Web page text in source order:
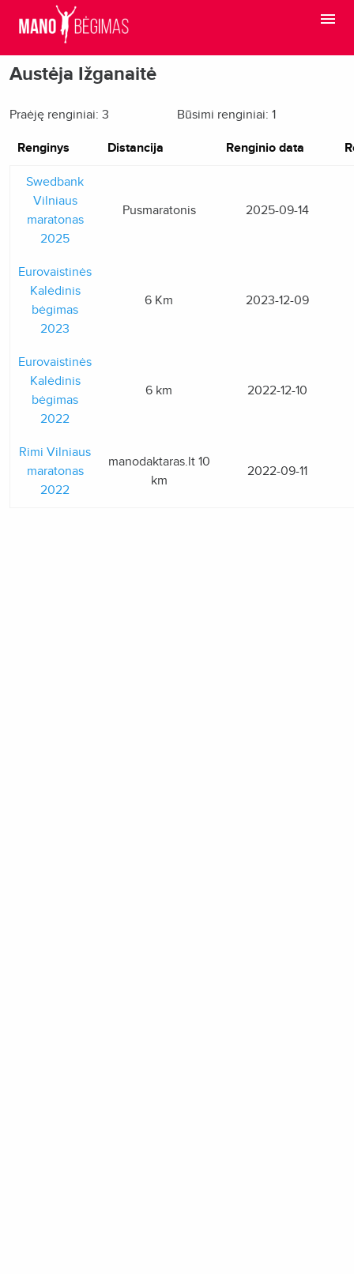
Austėja Ižganaitė
Praėję renginiai: 3 Būsimi renginiai: 1
Renginys Distancija Renginio data
Swedbank
Vilniaus
maratonas
2025
Pusmaratonis 2025-09-14
Eurovaistinės
Kalėdinis
bėgimas
2023
6 Km 2023-12-09
Eurovaistinės
Kalėdinis
bėgimas
2022
6 km 2022-12-10
Rimi Vilniaus
maratonas
2022
manodaktaras.lt 10
km
2022-09-11